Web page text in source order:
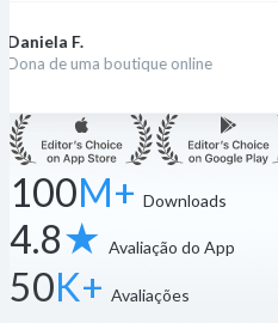
online
100M+ Downloads
4.8★ Avaliação do App
50K+ Avaliações